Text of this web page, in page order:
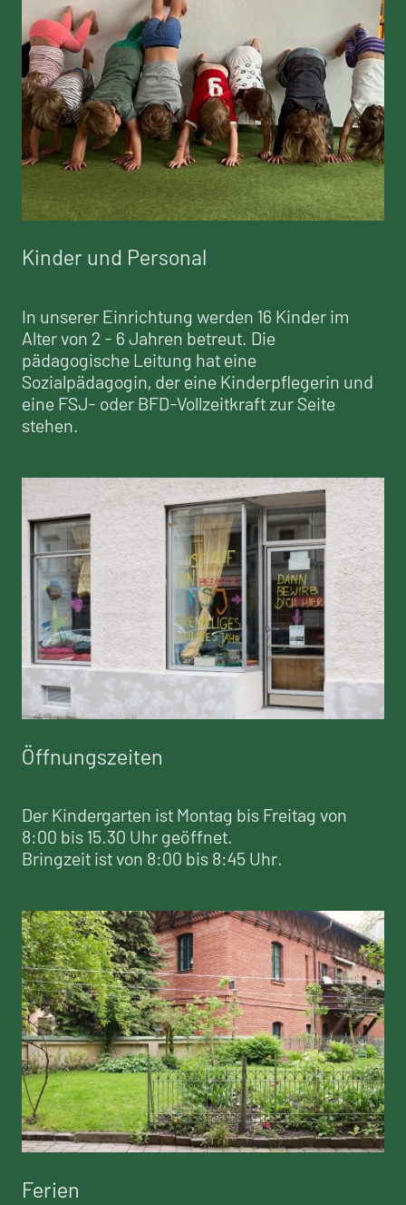
Kinder und Personal
In unserer Einrichtung werden 16 Kinder im
Alter von 2 - 6 Jahren betreut. Die
pädagogische Leitung hat eine
Sozialpädagogin, der eine Kinderpflegerin und
eine FSJ- oder BFD-Vollzeitkraft zur Seite
stehen.
Öffnungszeiten
Der Kindergarten ist Montag bis Freitag von
8:00 bis 15.30 Uhr geöffnet.
Bringzeit ist von 8:00 bis 8:45 Uhr.
Ferien